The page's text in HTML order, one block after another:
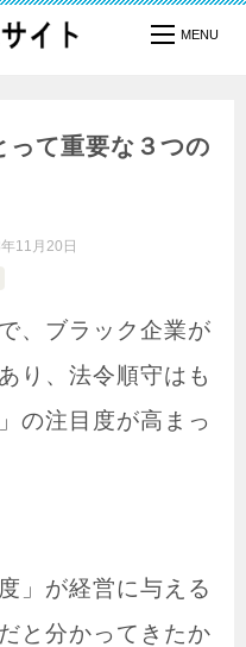
の理由
って重要な３つの
11月20日
、ブラック企業が
り、法令順守はも
の注目度が高まっ
」が経営に与える
と分かってきたか